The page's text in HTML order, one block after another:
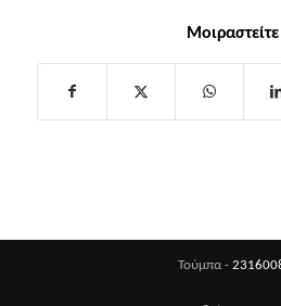
Τούμπα -